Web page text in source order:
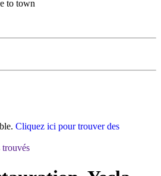
to town
Cliquez ici pour trouver des
trouvés